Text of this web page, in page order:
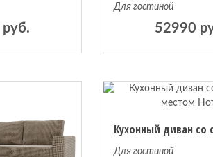
Для гостиной
52990
Для гостиной